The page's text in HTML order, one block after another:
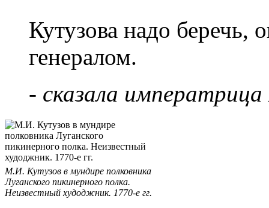
Кутузова надо беречь,
генералом.
- сказала
М.И. Кутузов в мундире полковника
Луганского пикинерного полка.
Неизвестный худоджник. 1770-е гг.